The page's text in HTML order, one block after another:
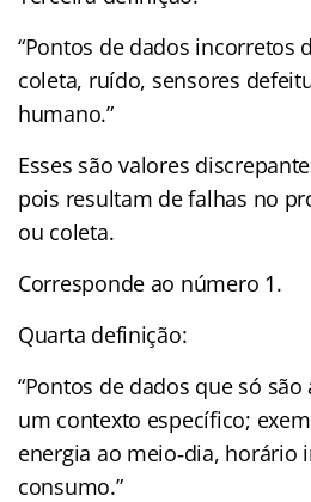
“Pontos de dados incorretos
coleta, ruído, sensores
humano.”
Esses são valores
pois resultam de falhas no
ou coleta.
Corresponde ao número 1.
Quarta definição:
“Pontos de dados que só
um contexto específico;
energia ao meio‑dia, horário
consumo.”